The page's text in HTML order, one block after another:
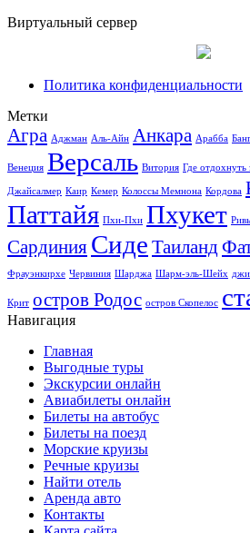
Виртуальный сервер
Политика конфиденциальности
Метки
Агра Аджман Аль-Айн Анкара Арабба
Венеция Версаль Витория Где отдохнуть
Джайсалмер Каир Кемер Колоссы Мемнона Кордова
Паттайя Пхи-Пхи Пхукет
Сардиния Сиде Таиланд
Фрауэнкирхе Червиния Шарджа Шарм-эль-Шейх
Крит остров Родос остров Скопелос
Навигация
Главная
Выгодные туры
Экскурсии онлайн
Авиабилеты онлайн
Билеты на автобус
Билеты на поезд
Морские круизы
Речные круизы
Найти отель
Аренда авто
Контакты